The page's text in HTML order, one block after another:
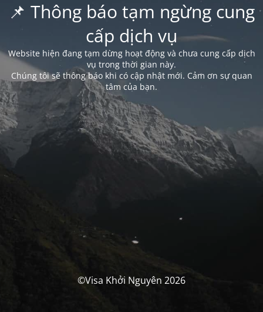
📌 Thông báo tạm ngừng cung
cấp dịch vụ
Website hiện đang tạm dừng hoạt động và chưa cung cấp dịch
vụ trong thời gian này.
Chúng tôi sẽ thông báo khi có cập nhật mới. Cảm ơn sự quan
tâm của bạn.
©Visa Khởi Nguyên 2026